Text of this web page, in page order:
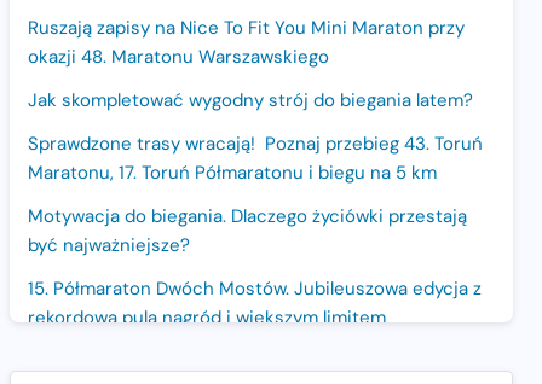
Ruszają zapisy na Nice To Fit You Mini Maraton przy
okazji 48. Maratonu Warszawskiego
Jak skompletować wygodny strój do biegania latem?
Sprawdzone trasy wracają! Poznaj przebieg 43. Toruń
Maratonu, 17. Toruń Półmaratonu i biegu na 5 km
Motywacja do biegania. Dlaczego życiówki przestają
być najważniejsze?
15. Półmaraton Dwóch Mostów. Jubileuszowa edycja z
rekordową pulą nagród i większym limitem